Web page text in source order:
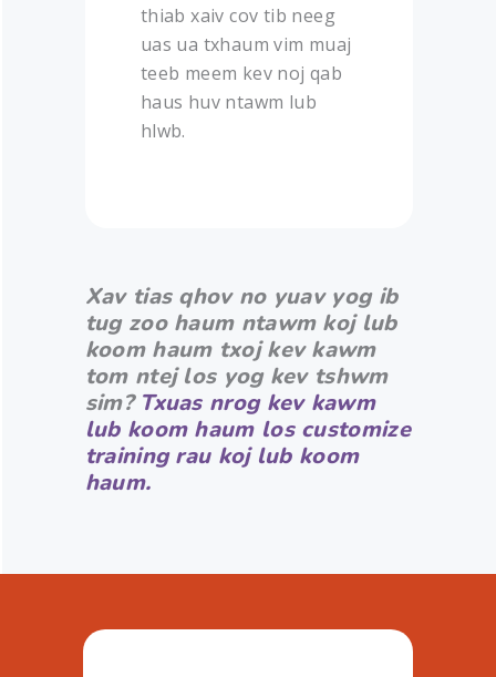
thiab xaiv cov tib neeg
uas ua txhaum vim muaj
teeb meem kev noj qab
haus huv ntawm lub
hlwb.
Xav tias qhov no yuav yog ib
tug zoo haum ntawm koj lub
koom haum txoj kev kawm
tom ntej los yog kev tshwm
sim? Txuas nrog kev kawm
lub koom haum los customize
training rau koj lub koom
haum.